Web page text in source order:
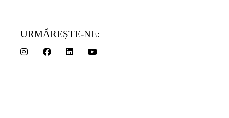
URMĂREȘTE-NE: